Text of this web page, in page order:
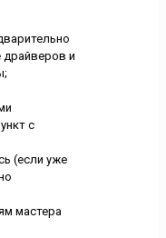
и
с
(если уже
мастера